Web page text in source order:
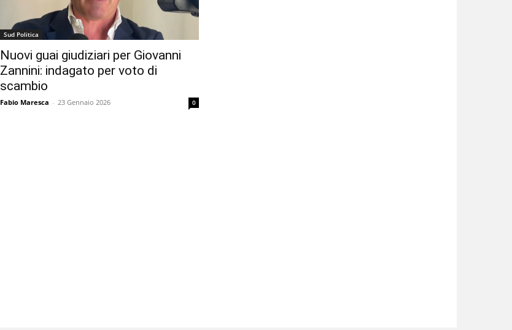
Sud Politica
Nuovi guai giudiziari per Giovanni
Zannini: indagato per voto di
scambio
Fabio Maresca - 23 Gennaio 2026 0